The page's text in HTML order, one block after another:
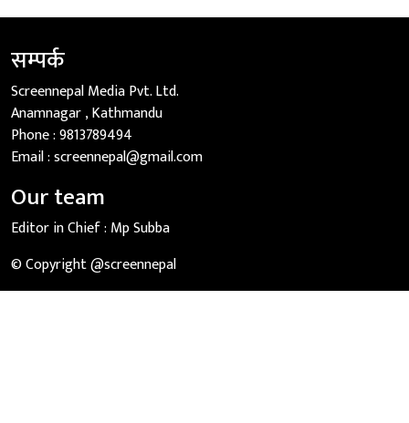
सम्पर्क
Screennepal Media Pvt. Ltd.
Anamnagar , Kathmandu
Phone :9813789494
Email :screennepal@gmail.com
Our team
Editor in Chief : Mp Subba
© Copyright @screennepal